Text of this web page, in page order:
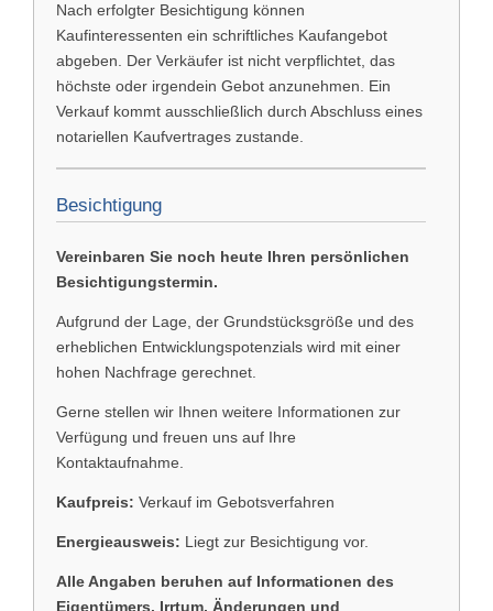
Nach erfolgter Besichtigung können
Kaufinteressenten ein schriftliches Kaufangebot
abgeben. Der Verkäufer ist nicht verpflichtet, das
höchste oder irgendein Gebot anzunehmen. Ein
Verkauf kommt ausschließlich durch Abschluss eines
notariellen Kaufvertrages zustande.
Besichtigung
Vereinbaren Sie noch heute Ihren persönlichen
Besichtigungstermin.
Aufgrund der Lage, der Grundstücksgröße und des
erheblichen Entwicklungspotenzials wird mit einer
hohen Nachfrage gerechnet.
Gerne stellen wir Ihnen weitere Informationen zur
Verfügung und freuen uns auf Ihre
Kontaktaufnahme.
Kaufpreis: Verkauf im Gebotsverfahren
Energieausweis: Liegt zur Besichtigung vor.
Alle Angaben beruhen auf Informationen des
Eigentümers. Irrtum, Änderungen und